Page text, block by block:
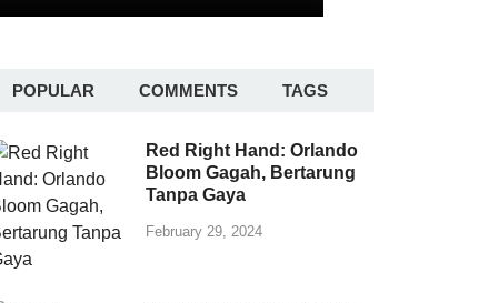
POPULAR COMMENTS TAGS
Red Right Hand: Orlando
Bloom Gagah, Bertarung
Tanpa Gaya
February 29, 2024